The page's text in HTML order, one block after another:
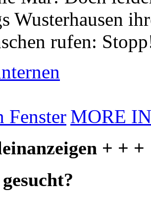
Wusterhausen
rufen:
MORE
+ + +